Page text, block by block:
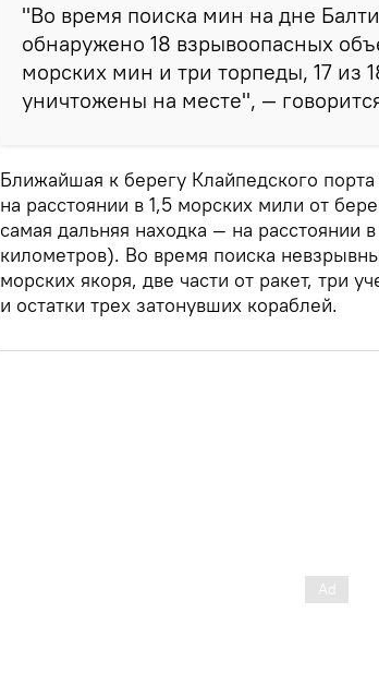
"Во время поиска мин на дне
обнаружено 18 взрывоопасных
морских мин и три торпеды, 17 из
уничтожены на месте", —
Ближайшая к берегу Клайпедского
на расстоянии в 1,5 морских мили от
самая дальняя находка — на расстоянии
километров). Во время поиска
морских якоря, две части от ракет, три
и остатки трех затонувших кораблей.